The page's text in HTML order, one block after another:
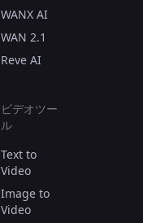
WANX AI
WAN 2.1
Reve AI
ビデオツー
ル
Text to
Video
Image to
Video